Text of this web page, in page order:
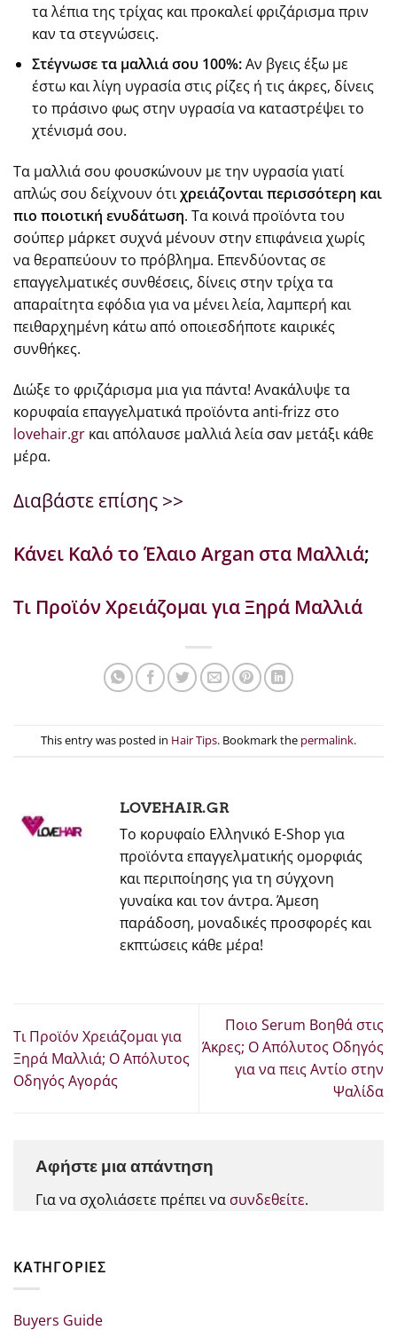
τα λέπια της τρίχας και προκαλεί φριζάρισμα πριν
καν τα στεγνώσεις.
Στέγνωσε τα μαλλιά σου 100%:Αν βγεις έξω με
έστω και λίγη υγρασία στις ρίζες ή τις άκρες, δίνεις
το πράσινο φως στην υγρασία να καταστρέψει το
χτένισμά σου.
Τα μαλλιά σου φουσκώνουν με την υγρασία γιατί
απλώς σου δείχνουν ότιχρειάζονται περισσότερη και
πιο ποιοτική ενυδάτωση. Τα κοινά προϊόντα του
σούπερ μάρκετ συχνά μένουν στην επιφάνεια χωρίς
να θεραπεύουν το πρόβλημα. Επενδύοντας σε
επαγγελματικές συνθέσεις, δίνεις στην τρίχα τα
απαραίτητα εφόδια για να μένει λεία, λαμπερή και
πειθαρχημένη κάτω από οποιεσδήποτε καιρικές
συνθήκες.
Διώξε το φριζάρισμα μια για πάντα! Ανακάλυψε τα
κορυφαία επαγγελματικά προϊόντα anti-frizz στο
lovehair.gr και απόλαυσε μαλλιά λεία σαν μετάξι κάθε
μέρα.
Διαβάστε επίσης >>
Κάνει Καλό το Έλαιο Argan στα Μαλλιά;
Τι Προϊόν Χρειάζομαι για Ξηρά Μαλλιά
This entry was posted in Hair Tips. Bookmark the permalink.
LOVEHAIR.GR
Το κορυφαίο Ελληνικό E-Shop για
προϊόντα επαγγελματικής ομορφιάς
και περιποίησης για τη σύγχονη
γυναίκα και τον άντρα. Άμεση
παράδοση, μοναδικές προσφορές και
εκπτώσεις κάθε μέρα!
Τι Προϊόν Χρειάζομαι για
Ξηρά Μαλλιά; Ο Απόλυτος
Οδηγός Αγοράς
Ποιο Serum Βοηθά στις
Άκρες; Ο Απόλυτος Οδηγός
για να πεις Αντίο στην
Ψαλίδα
Αφήστε μια απάντηση
Για να σχολιάσετε πρέπει να συνδεθείτε.
KΑΤΗΓΟΡΊΕΣ
Buyers Guide